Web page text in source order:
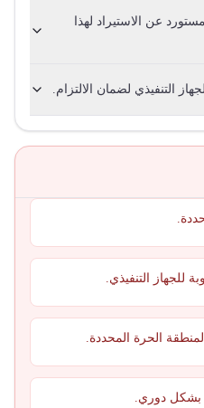
عن الاستيراد لهذا
التنفيذي لضمان الالتزام.
للجهاز التنفيذي.
الحرة المحددة.
بشكل دوري.